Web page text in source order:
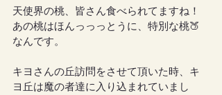
天使界の桃、皆さん食べられてますね！
あの桃はほんっっっとうに、特別な桃🍑
なんです。
キヨさんの丘訪問をさせて頂いた時、キ
ヨ丘は魔の者達に入り込まれていまし